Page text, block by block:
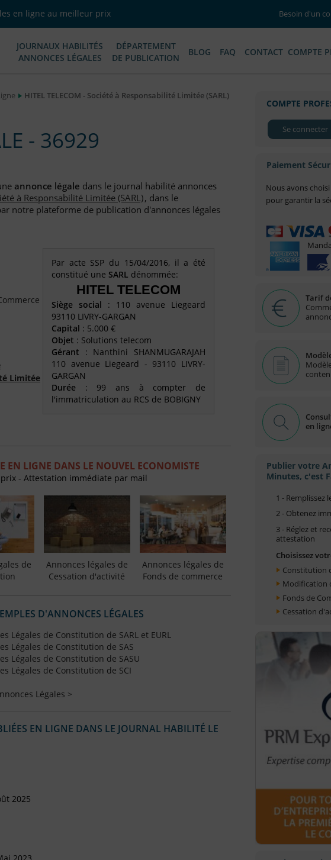
en ligne au meilleur prix Besoin d'un
JOURNAUX HABILITÉS
ANNONCES LÉGALES
DÉPARTEMENT
DE PUBLICATION
BLOG FAQ CONTACT COMPTE
HITEL TELECOM - Société à Responsabilité Limitée (SARL)
- 36929
annonce légale dans le journal habilité annonces
à Responsabilité Limitée (SARL), dans le
notre plateforme de publication d'annonces légales
Limitée
Par acte SSP du 15/04/2016, il a été
constitué une SARL dénommée:
HITEL TELECOM
Siège social : 110 avenue Liegeard
93110 LIVRY-GARGAN
Capital : 5.000 €
Objet : Solutions telecom
Gérant : Nanthini SHANMUGARAJAH
110 avenue Liegeard - 93110 LIVRY-
GARGAN
Durée : 99 ans à compter de
l'immatriculation au RCS de BOBIGNY
EN LIGNE DANS LE NOUVEL ECONOMISTE
- Attestation immédiate par mail
de
Annonces légales de
Cessation d'activité
Annonces légales de
Fonds de commerce
D'ANNONCES LÉGALES
Légales de Constitution de SARL et EURL
Légales de Constitution de SAS
Légales de Constitution de SASU
Légales de Constitution de SCI
Légales >
EN LIGNE DANS LE JOURNAL HABILITÉ LE
2025
COMPTE
Se connecter
Paiement
Nous avons
pour garantir la
Tarif
en
Publier votre
Minutes, c'est
1 - Remplissez
2 - Obtenez
3 - Réglez et
attestation
Choisissez
Constitution
Modification
Fonds de
Cessation